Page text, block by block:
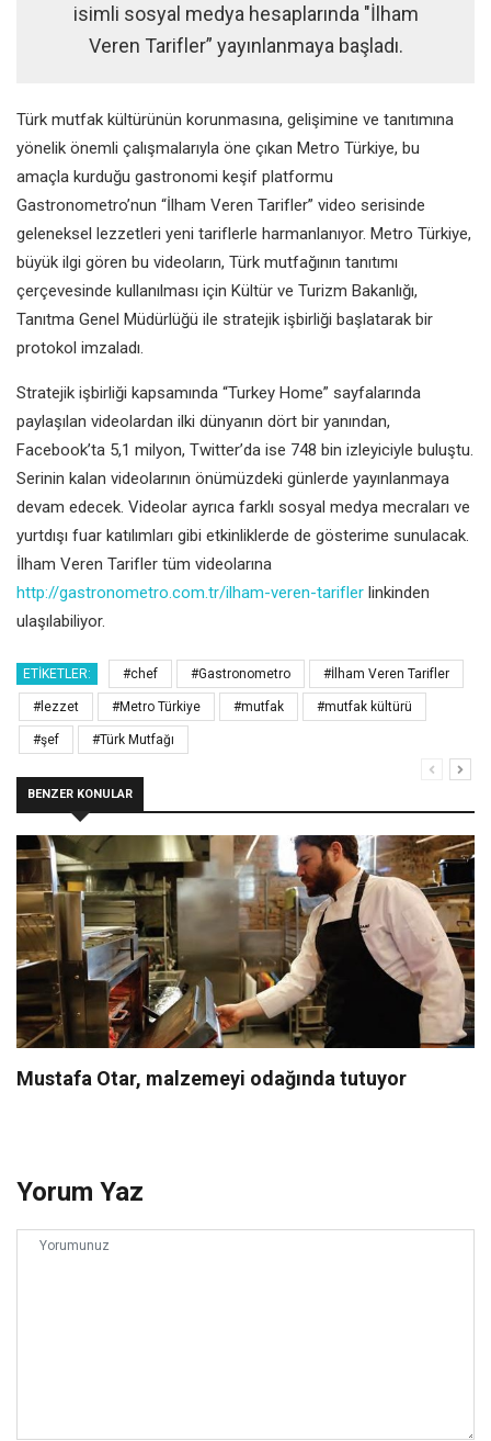
isimli sosyal medya hesaplarında "İlham
Veren Tarifler” yayınlanmaya başladı.
Türk mutfak kültürünün korunmasına, gelişimine ve tanıtımına
yönelik önemli çalışmalarıyla öne çıkan Metro Türkiye, bu
amaçla kurduğu gastronomi keşif platformu
Gastronometro’nun “İlham Veren Tarifler” video serisinde
geleneksel lezzetleri yeni tariflerle harmanlanıyor. Metro Türkiye,
büyük ilgi gören bu videoların, Türk mutfağının tanıtımı
çerçevesinde kullanılması için Kültür ve Turizm Bakanlığı,
Tanıtma Genel Müdürlüğü ile stratejik işbirliği başlatarak bir
protokol imzaladı.
Stratejik işbirliği kapsamında “Turkey Home” sayfalarında
paylaşılan videolardan ilki dünyanın dört bir yanından,
Facebook’ta 5,1 milyon, Twitter’da ise 748 bin izleyiciyle buluştu.
Serinin kalan videolarının önümüzdeki günlerde yayınlanmaya
devam edecek. Videolar ayrıca farklı sosyal medya mecraları ve
yurtdışı fuar katılımları gibi etkinliklerde de gösterime sunulacak.
İlham Veren Tarifler tüm videolarına
http://gastronometro.com.tr/ilham-veren-tarifler linkinden
ulaşılabiliyor.
ETIKETLER: #chef #Gastronometro #İlham Veren Tarifler
#lezzet #Metro Türkiye #mutfak #mutfak kültürü
#şef #Türk Mutfağı
BENZER KONULAR
Mustafa Otar, malzemeyi odağında tutuyor
Yorum Yaz